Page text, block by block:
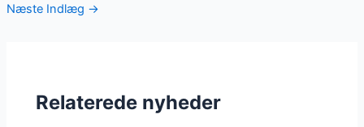
Næste Indlæg →
Relaterede nyheder